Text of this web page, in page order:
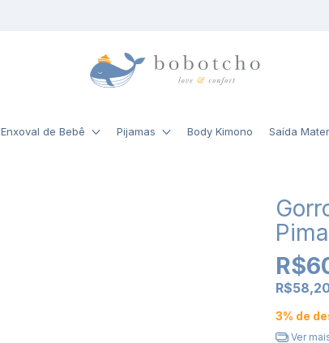
Enxoval de Bebê Pijamas Body Kimono Saída
3% de
Ver